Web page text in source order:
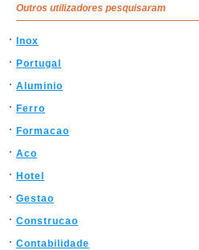
Outros utilizadores pesquisaram
Inox
Portugal
Aluminio
Ferro
Formacao
Aco
Hotel
Gestao
Construcao
Contabilidade